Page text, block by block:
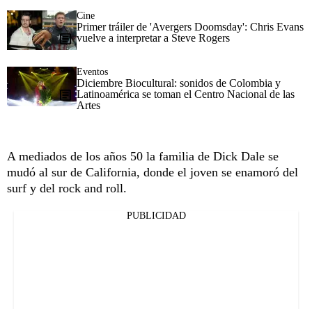
Cine
Primer tráiler de 'Avergers Doomsday': Chris Evans
vuelve a interpretar a Steve Rogers
Eventos
Diciembre Biocultural: sonidos de Colombia y
Latinoamérica se toman el Centro Nacional de las
Artes
A mediados de los años 50 la familia de Dick Dale se
mudó al sur de California, donde el joven se enamoró del
surf y del rock and roll.
PUBLICIDAD